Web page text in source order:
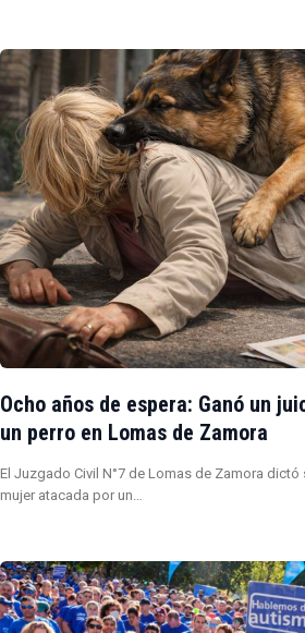
Ocho años de espera: Ganó un
un perro en Lomas de Zamora
El Juzgado Civil N°7 de Lomas de Zamora dictó
mujer atacada por un…